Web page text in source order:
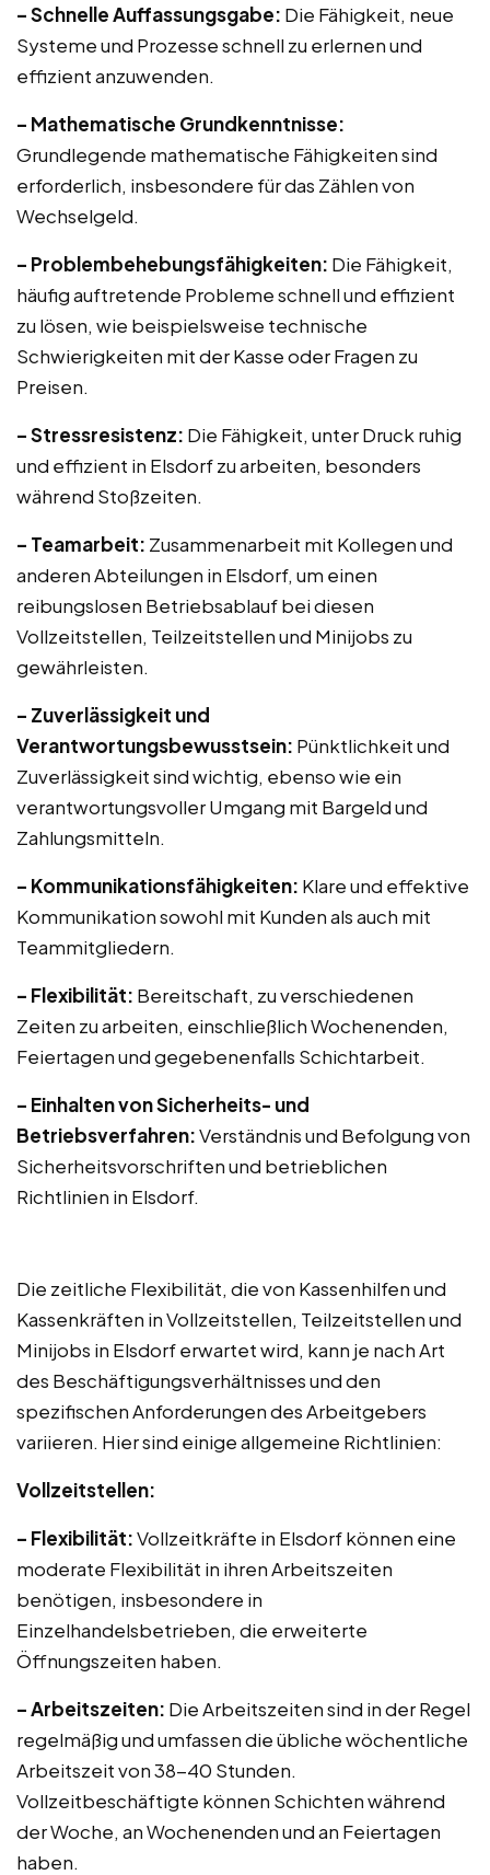
– Schnelle Auffassungsgabe: Die Fähigkeit, neue
Systeme und Prozesse schnell zu erlernen und
effizient anzuwenden.
– Mathematische Grundkenntnisse:
Grundlegende mathematische Fähigkeiten sind
erforderlich, insbesondere für das Zählen von
Wechselgeld.
– Problembehebungsfähigkeiten: Die Fähigkeit,
häufig auftretende Probleme schnell und effizient
zu lösen, wie beispielsweise technische
Schwierigkeiten mit der Kasse oder Fragen zu
Preisen.
– Stressresistenz: Die Fähigkeit, unter Druck ruhig
und effizient in Elsdorf zu arbeiten, besonders
während Stoßzeiten.
– Teamarbeit: Zusammenarbeit mit Kollegen und
anderen Abteilungen in Elsdorf, um einen
reibungslosen Betriebsablauf bei diesen
Vollzeitstellen, Teilzeitstellen und Minijobs zu
gewährleisten.
– Zuverlässigkeit und
Verantwortungsbewusstsein: Pünktlichkeit und
Zuverlässigkeit sind wichtig, ebenso wie ein
verantwortungsvoller Umgang mit Bargeld und
Zahlungsmitteln.
– Kommunikationsfähigkeiten: Klare und effektive
Kommunikation sowohl mit Kunden als auch mit
Teammitgliedern.
– Flexibilität: Bereitschaft, zu verschiedenen
Zeiten zu arbeiten, einschließlich Wochenenden,
Feiertagen und gegebenenfalls Schichtarbeit.
– Einhalten von Sicherheits- und
Betriebsverfahren:Verständnis und Befolgung von
Sicherheitsvorschriften und betrieblichen
Richtlinien in Elsdorf.
Die zeitliche Flexibilität, die von Kassenhilfen und
Kassenkräften in Vollzeitstellen, Teilzeitstellen und
Minijobs in Elsdorf erwartet wird, kann je nach Art
des Beschäftigungsverhältnisses und den
spezifischen Anforderungen des Arbeitgebers
variieren. Hier sind einige allgemeine Richtlinien:
Vollzeitstellen:
– Flexibilität:Vollzeitkräfte in Elsdorf können eine
moderate Flexibilität in ihren Arbeitszeiten
benötigen, insbesondere in
Einzelhandelsbetrieben, die erweiterte
Öffnungszeiten haben.
– Arbeitszeiten: Die Arbeitszeiten sind in der Regel
regelmäßig und umfassen die übliche wöchentliche
Arbeitszeit von 38-40 Stunden.
Vollzeitbeschäftigte können Schichten während
der Woche, an Wochenenden und an Feiertagen
haben.